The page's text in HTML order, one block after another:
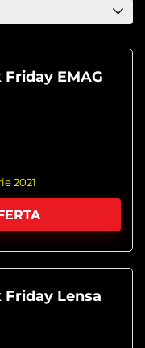
EMAG
2021
Lensa